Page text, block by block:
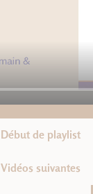
Début de playlist
Vidéos suivantes